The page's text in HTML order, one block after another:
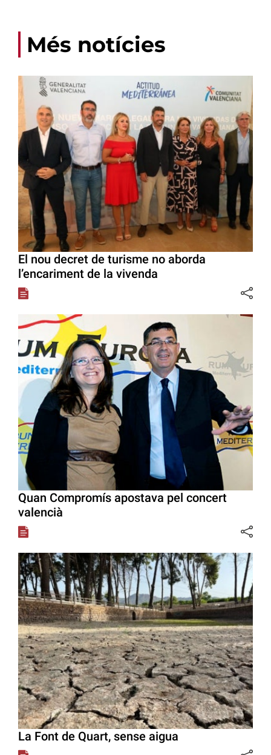
Més notícies
El nou decret de turisme no aborda
l’encariment de la vivenda
Quan Compromís apostava pel concert
valencià
La Font de Quart, sense aigua